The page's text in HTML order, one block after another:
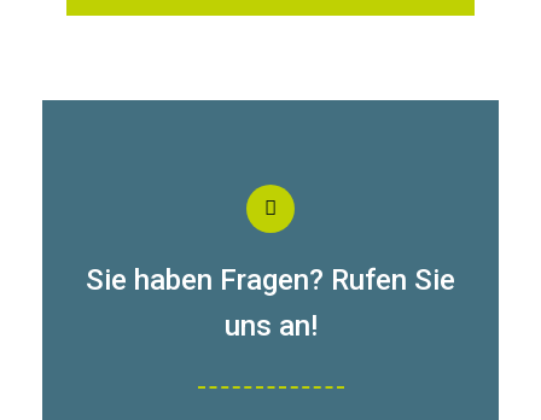
Sie haben Fragen? Rufen Sie
uns an!